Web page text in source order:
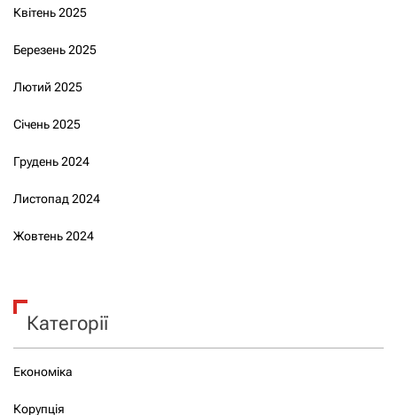
Квітень 2025
Березень 2025
Лютий 2025
Січень 2025
Грудень 2024
Листопад 2024
Жовтень 2024
Категорії
Економіка
Корупція